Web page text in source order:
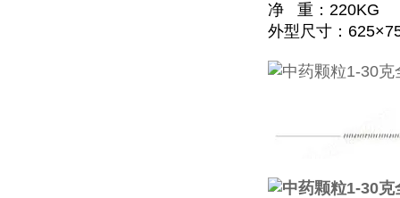
净 重：220KG
外型尺寸：